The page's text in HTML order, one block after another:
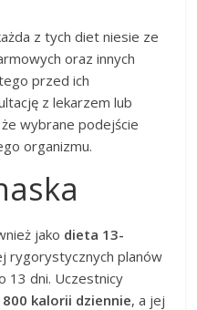
z tych diet niesie ze
oraz innych
przed ich
z lekarzem lub
wybrane podejście
organizmu.
jako dieta 13-
rygorystycznych planów
13 dni. Uczestnicy
kalorii dziennie, a jej